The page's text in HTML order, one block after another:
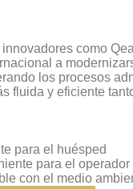
como
a
los procesos
fluida y eficiente
para el huésped
para el operador
con el medio